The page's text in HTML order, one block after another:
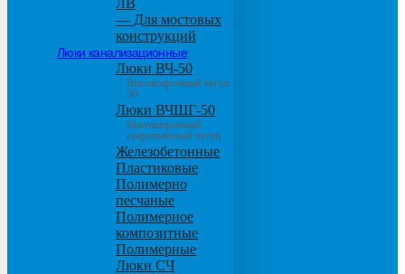
— Для мостовых
конструкций
Люки канализационные
Люки ВЧ-50
Высокопрочный чугун
50
Люки ВЧШГ-50
Высокопрочный
сверхтяжелый чугун
Железобетонные
Пластиковые
Полимерно
песчаные
Полимерное
композитные
Полимерные
Люки СЧ